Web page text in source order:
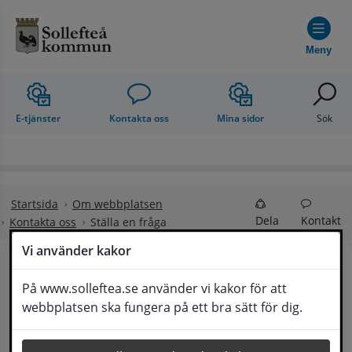
Vi använder kakor
På www.solleftea.se använder vi kakor för att
webbplatsen ska fungera på ett bra sätt för dig.
Meny
E-tjänster Kontakta oss Mina sidor Sök
Startsida
Om webbplatsen
Kontakta oss
Ställa en fråga Dela Kontakt
Ställa en fråga
Om din fråga är omfattande kan det bli aktuellt